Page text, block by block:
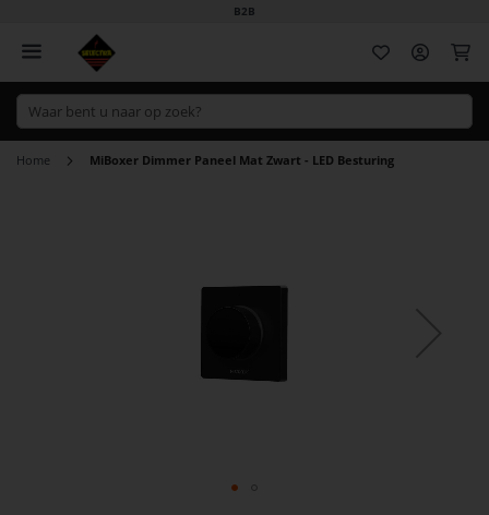
B2B
Home MiBoxer Dimmer Paneel Mat Zwart - LED Besturing